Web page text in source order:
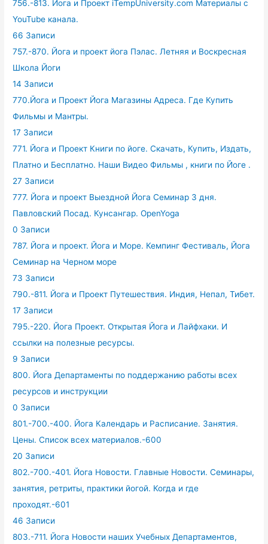
756.-813. Йога и Проект iTempUniversity.com Материалы с
YouTube канала.
66 Записи
757.-870. Йога и проект йога Пэлас. Летняя и Воскресная
Школа Йоги
14 Записи
770.Йога и Проект Йога Магазины Адреса. Где Купить
Фильмы и Мантры.
17 Записи
771. Йога и Проект Книги по йоге. Скачать, Купить, Издать,
Платно и Бесплатно. Наши Видео Фильмы , книги по Йоге .
27 Записи
777. Йога и проект Выездной Йога Семинар 3 дня.
Павловский Посад. Кунсангар. OpenYoga
0 Записи
787. Йога и проект. Йога и Море. Кемпинг Фестиваль, Йога
Семинар на Черном море
73 Записи
790.-811. Йога и Проект Путешествия. Индия, Непал, Тибет.
17 Записи
795.-220. Йога Проект. Открытая Йога и Лайфхаки. И
ссылки на полезные ресурсы.
9 Записи
800. Йога Департаменты по поддержанию работы всех
ресурсов и инструкции
0 Записи
801.-700.-400. Йога Календарь и Расписание. Занятия.
Цены. Список всех материалов.-600
20 Записи
802.-700.-401. Йога Новости. Главные Новости. Семинары,
занятия, ретриты, практики йогой. Когда и где
проходят.-601
46 Записи
803.-711. Йога Новости наших Учебных Департаментов,